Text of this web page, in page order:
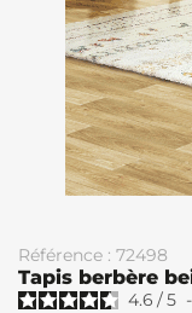
Référence : 72498
Tapis berbère
4.6 /5 -